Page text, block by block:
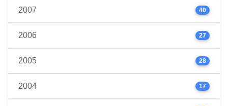
2007 40
2006 27
2005 28
2004 17